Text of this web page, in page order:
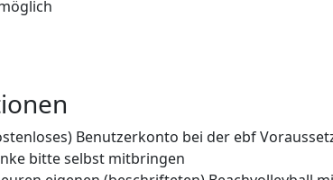
Benutzerkonto bei der ebf
bitte selbst mitbringen